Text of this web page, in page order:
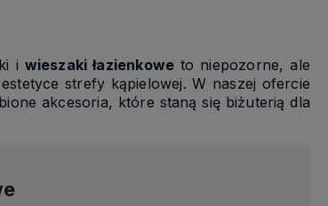
produkty do listy z poprzedniej sesji.
i wieszaki łazienkowe to niepozorne, ale
strefy kąpielowej. W naszej ofercie
akcesoria, które staną się biżuterią dla